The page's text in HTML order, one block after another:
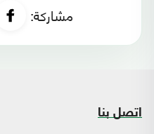
مشاركة:
اتصل بنا